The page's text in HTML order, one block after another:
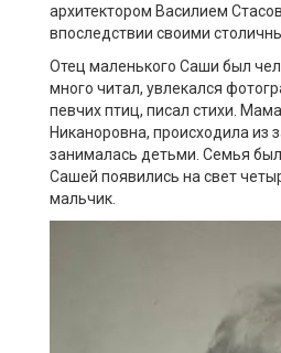
архитектором Василием
впоследствии своими
Отец маленького Саши был
много читал, увлекался
певчих птиц, писал стихи.
Никаноровна, происходила из
занималась детьми. Семья
Сашей появились на свет
мальчик.